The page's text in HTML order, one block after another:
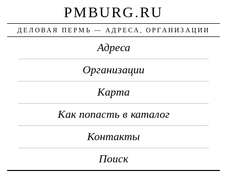
PMBURG.RU
ДЕЛОВАЯ ПЕРМЬ — АДРЕСА, ОРГАНИЗАЦИИ
Адреса
Организации
Карта
Как попасть в каталог
Контакты
Поиск